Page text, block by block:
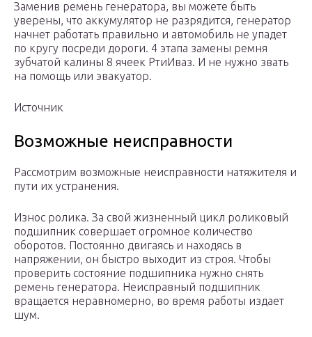
Заменив ремень генератора, вы можете быть
уверены, что аккумулятор не разрядится, генератор
начнет работать правильно и автомобиль не упадет
по кругу посреди дороги. 4 этапа замены ремня
зубчатой ​​калины 8 ячеек РтиИваз. И не нужно звать
на помощь или эвакуатор.
Источник
Возможные неисправности
Рассмотрим возможные неисправности натяжителя и
пути их устранения.
Износ ролика. За свой жизненный цикл роликовый
подшипник совершает огромное количество
оборотов. Постоянно двигаясь и находясь в
напряжении, он быстро выходит из строя. Чтобы
проверить состояние подшипника нужно снять
ремень генератора. Неисправный подшипник
вращается неравномерно, во время работы издает
шум.